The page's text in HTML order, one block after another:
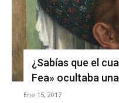
¿Sabías que el
Fea» ocultaba
Ene 15, 2017